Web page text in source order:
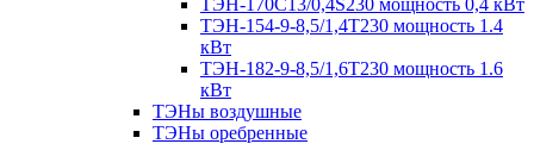
ТЭН-170C13/0,4S230 мощность 0,4 кВт
ТЭН-154-9-8,5/1,4Т230 мощность 1.4
кВт
ТЭН-182-9-8,5/1,6Т230 мощность 1.6
кВт
ТЭНы воздушные
ТЭНы оребренные